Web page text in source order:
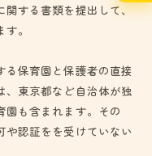
関する書類を提出して、
。
る保育園と保護者の直接
、東京都など自治体が独
園も含まれます。その
認証をを受けていない